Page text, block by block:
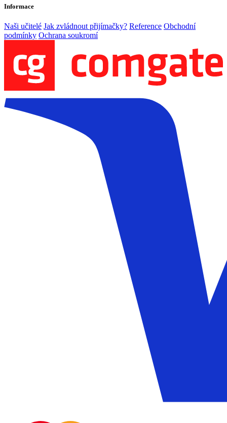
Informace
Naši učitelé Jak zvládnout přijímačky? Reference Obchodní
podmínky Ochrana soukromí